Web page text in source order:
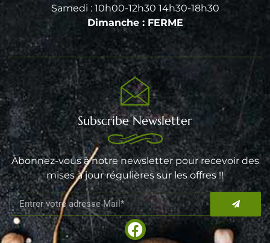
Samedi : 10h00-12h30 14h30-18h30
Dimanche : FERME
Subscribe Newsletter
Abonnez-vous à notre newsletter pour recevoir des
mises à jour régulières sur les offres !!